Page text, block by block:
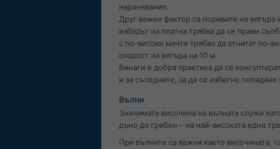
наранявания.
Друг важен фактор са поривите на вятъра
изборът на платна трябва да се прави
с по-високи мачти трябва да отчитат по-
скорост на вятъра на 10 м.
Винаги е добра практика да се
и за съседните, за да се избегне
Вълни
Значимата височина на вълната служи
дъно до гребен – на най-високата една
При вълните са важни както височината,